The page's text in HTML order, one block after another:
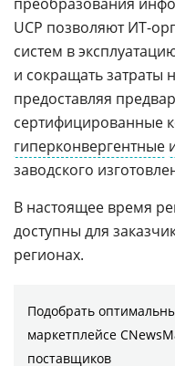
UCP позволяют ИТ-
систем в
и сокращать затраты
предоставляя
сертифицированные
гиперконвергентные
заводского
В настоящее время
доступны для
регионах.
Подобрать
маркетплейсе
поставщиков